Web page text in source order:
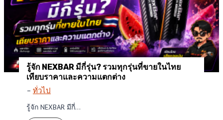
รู้จัก NEXBAR มีกี่รุ่น? รวมทุกรุ่นที่ขายในไทย
เทียบราคาและความแตกต่าง
– ทั่วไป
รู้จัก NEXBAR มีกี่…